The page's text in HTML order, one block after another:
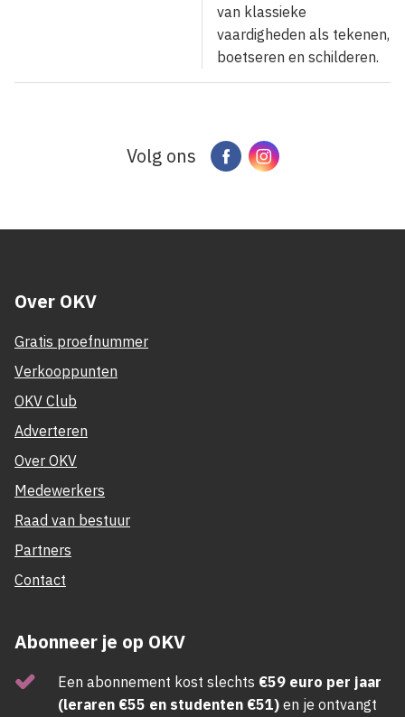
van klassieke
vaardigheden als tekenen,
boetseren en schilderen.
Volg ons FacebookInstagram
Over OKV
Gratis proefnummer
Verkooppunten
OKV Club
Adverteren
Over OKV
Medewerkers
Raad van bestuur
Partners
Contact
Abonneer je op OKV
Een abonnement kost slechts €59 euro per jaar
(leraren €55 en studenten €51) en je ontvangt